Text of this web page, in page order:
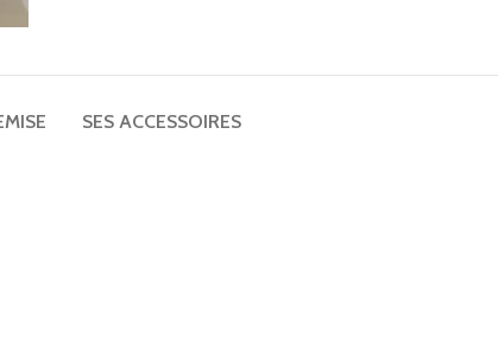
TFLIP50UHD23B
9.85€ HT
SES ACCESSOIRES